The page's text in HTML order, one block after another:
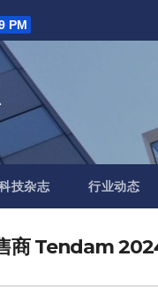
PM
技杂志 行业动态
商 Tendam